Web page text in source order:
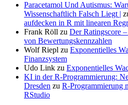
Paracetamol Und Autismus:
Wissenschaftlich Falsch Liegt |
aufdecken in R mit linearen
Frank Röll zu Der Ratingscore
von Bewertungskennzahlen
Wolf Riepl zu Exponentielles
Finanzsystem
Udo Link zu Exponentielles
KI in der R-Programmierung:
Dresden zu R-Programmierung
RStudio